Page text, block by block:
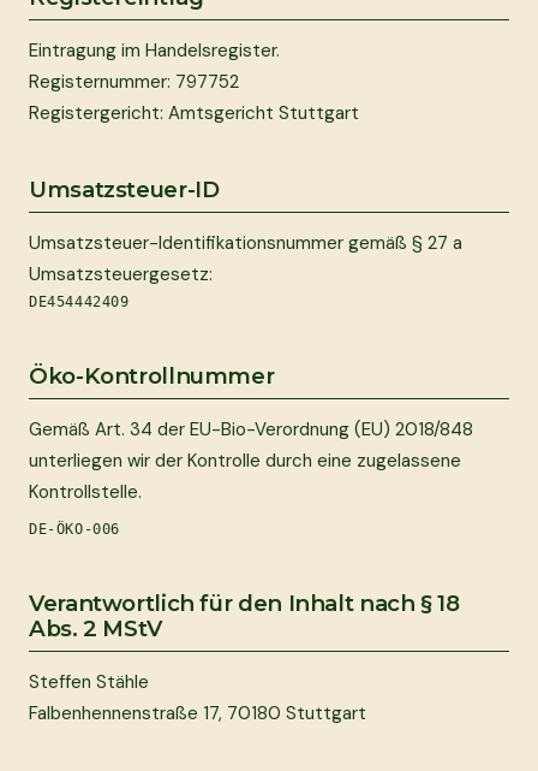
Eintragung im Handelsregister.
Registernummer: 797752
Registergericht: Amtsgericht Stuttgart
Umsatzsteuer-ID
Umsatzsteuer-Identifikationsnummer gemäß § 27 a
Umsatzsteuergesetz:
DE454442409
Öko-Kontrollnummer
Gemäß Art. 34 der EU-Bio-Verordnung (EU) 2018/848
unterliegen wir der Kontrolle durch eine zugelassene
Kontrollstelle.
DE-ÖKO-006
Verantwortlich für den Inhalt nach § 18
Abs. 2 MStV
Steffen Stähle
Falbenhennenstraße 17, 70180 Stuttgart